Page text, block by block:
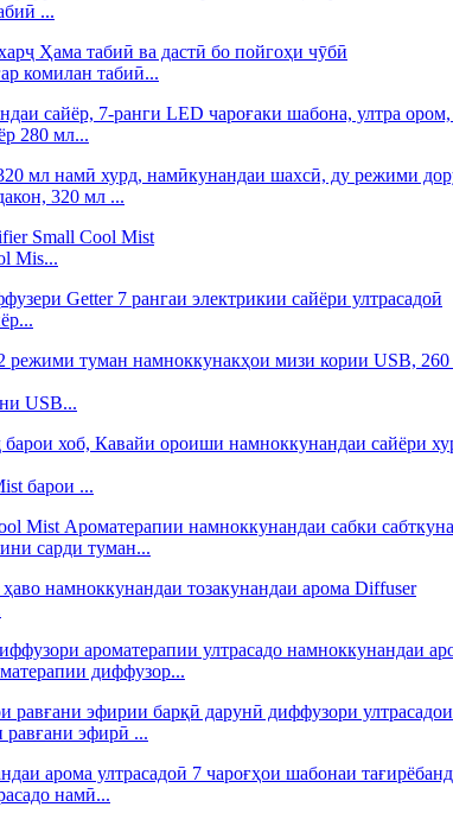
...
комилан табиӣ...
280 мл...
320 мл ...
Mis...
USB...
барои ...
сарди туман...
диффузор...
эфирӣ ...
намӣ...